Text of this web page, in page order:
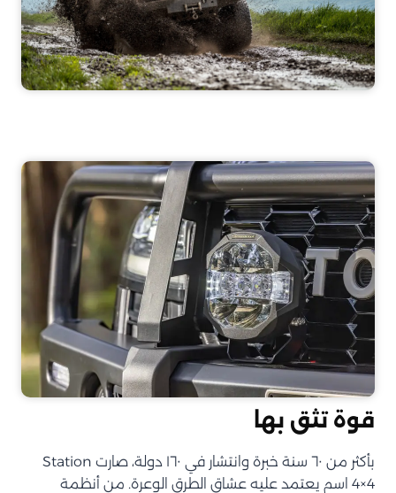
قوة تثق بها
بأكثر من ٦٠ سنة خبرة وانتشار في ١٦٠ دولة، صارت Station
4×4 اسم يعتمد عليه عشاق الطرق الوعرة. من أنظمة